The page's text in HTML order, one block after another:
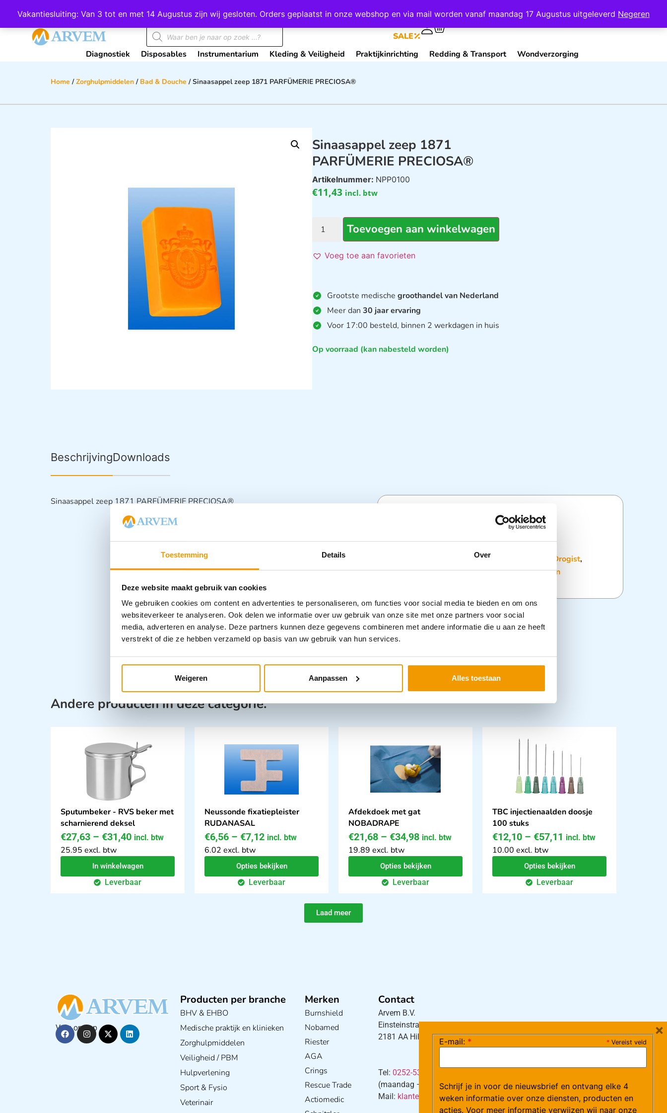
Toestemming Details Over
Deze website maakt gebruik van cookies
We gebruiken cookies om content en advertenties te personaliseren, om functies voor social media te bieden en om ons
websiteverkeer te analyseren. Ook delen we informatie over uw gebruik van onze site met onze partners voor social
media, adverteren en analyse. Deze partners kunnen deze gegevens combineren met andere informatie die u aan ze heeft
verstrekt of die ze hebben verzameld op basis van uw gebruik van hun services.
Weigeren Aanpassen Alles toestaan
Vakantiesluiting: Van 3 tot en met 14 Augustus zijn wij gesloten. Orders geplaatst in onze webshop en via mail worden vanaf maandag 17 Augustus uitgeleverd Negeren
Wij scoren een 4,8 op Google Mijn Account Contact
SALE
Diagnostiek Disposables Instrumentarium Kleding & Veiligheid Praktijkinrichting Redding & Transport Wondverzorging
Home /Zorghulpmiddelen / Bad & Douche / Sinaasappel zeep 1871 PARFÜMERIE PRECIOSA®
Sinaasappel zeep 1871
PARFÜMERIE PRECIOSA®
Artikelnummer: NPP0100
€11,43 incl. btw
Toevoegen aan winkelwagen
Voeg toe aan favorieten
Grootste medischegroothandel van Nederland
Meer dan30 jaar ervaring
Voor 17:00 besteld, binnen 2 werkdagen in huis
Op voorraad (kan nabesteld worden)
BeschrijvingDownloads
Sinaasappel zeep 1871 PARFÜMERIE PRECIOSA®
Bad & Douche Drogist,
Handverzorging,Overige Zorghulpmiddelen
Andere producten in deze categorie:
Sputumbeker - RVS beker met
scharnierend deksel
€27,63 – €31,40 incl. btw
25.95 excl. btw
In winkelwagen
Leverbaar
Neussonde fixatiepleister
RUDANASAL
€6,56 – €7,12 incl. btw
6.02 excl. btw
Opties bekijken
Leverbaar
Afdekdoek met gat
NOBADRAPE
€21,68 – €34,98 incl. btw
19.89 excl. btw
Opties bekijken
Leverbaar
TBC injectienaalden doosje
100 stuks
€12,10 – €57,11 incl. btw
10.00 excl. btw
Opties bekijken
Leverbaar
Laad meer
Volg ons op
Producten per branche
BHV & EHBO
Medische praktijk en klinieken
Zorghulpmiddelen
Veiligheid / PBM
Hulpverlening
Sport & Fysio
Veterinair
Merken
Burnshield
Nobamed
Riester
AGA
Crings
Rescue Trade
Actiomedic
Contact
Arvem B.V.
Einsteinstraat 5
2181 AA Hillegom
Tel: 0252-533256
(maandag – donderdag 08:30-17:15 uur / vrijdag 08:30-16:00 uur)
Mail: klantenservice@arvem.nl
* Vereist veld
E-mail: *
Schrijf je in voor de nieuwsbrief en ontvang elke 4
weken informatie over onze diensten, producten en
acties. Voor meer informatie verwijzen wij naar onze
×